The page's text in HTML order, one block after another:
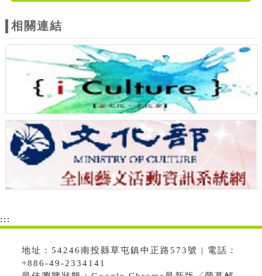
相關連結
:::
地址：54246南投縣草屯鎮中正路573號 | 電話：
+886-49-2334141